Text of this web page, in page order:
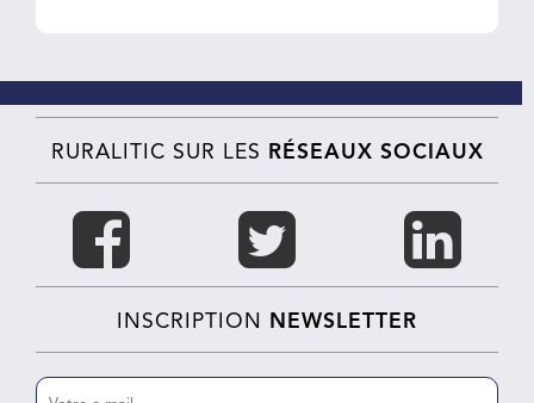
RURALITIC SUR LES RÉSEAUX SOCIAUX
INSCRIPTION NEWSLETTER
E-